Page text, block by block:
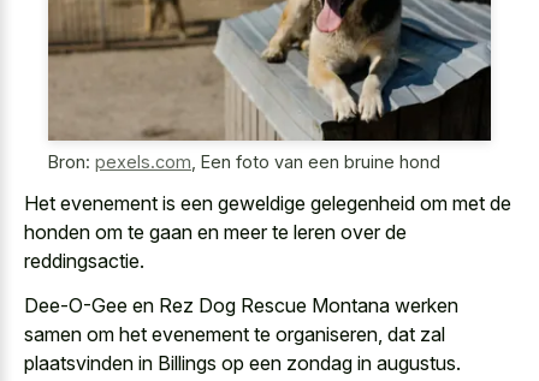
Bron: pexels.com Een foto van een bruine hond
Het evenement is een geweldige gelegenheid om met de
honden om te gaan en meer te leren over de
reddingsactie.
Dee-O-Gee en Rez Dog Rescue Montana werken
samen om het evenement te organiseren, dat zal
plaatsvinden in Billings op een zondag in augustus.